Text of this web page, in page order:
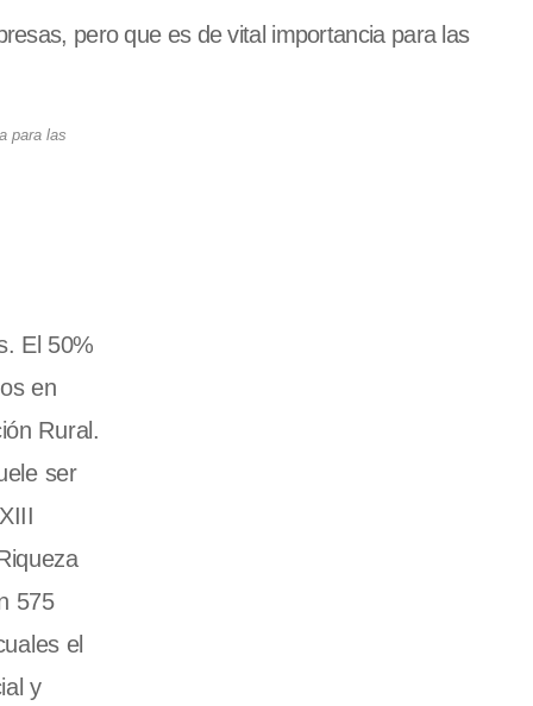
pero que es de vital importancia para las
para las
El 50%
en
Rural.
ser
575
el
y